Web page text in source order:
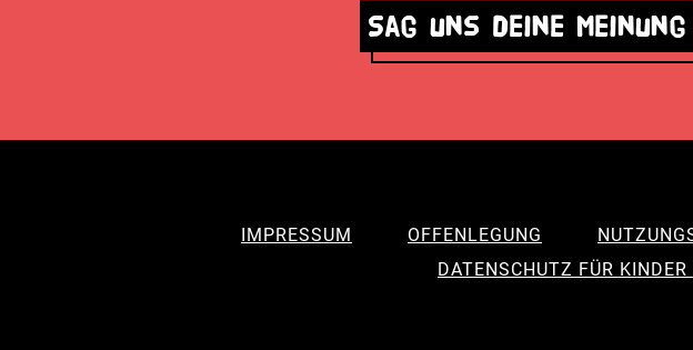
Sag uns deine Meinung
IMPRESSUM OFFENLEGUNG
DATENSCHUTZ FÜR KINDER